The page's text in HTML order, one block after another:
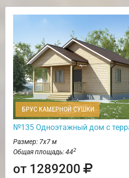
БРУС КАМЕРНОЙ СУШКИ
№135 Одноэтажный дом с
Размер: 7х7 м
Общая площадь: 442
от 1289200